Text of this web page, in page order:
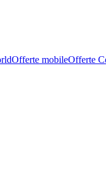
Offerte mobileOfferte